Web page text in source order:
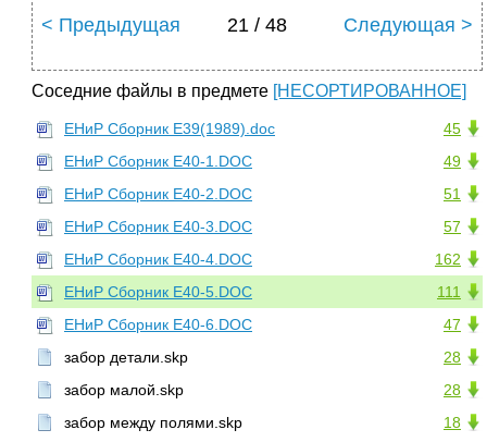
< Предыдущая 21 / 48 Следующая >
Соседние файлы в предмете [НЕСОРТИРОВАННОЕ]
45
ЕНиР Сборник Е39(1989).doc
49
ЕНиР Сборник Е40-1.DOC
51
ЕНиР Сборник Е40-2.DOC
57
ЕНиР Сборник Е40-3.DOC
162
ЕНиР Сборник Е40-4.DOC
111
ЕНиР Сборник Е40-5.DOC
47
ЕНиР Сборник Е40-6.DOC
28
забор детали.skp
28
забор малой.skp
18
забор между полями.skp